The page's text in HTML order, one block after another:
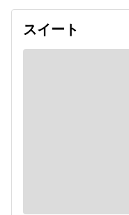
スイート